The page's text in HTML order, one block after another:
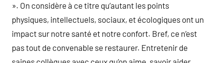
». On considère à ce titre qu’autant les points
physiques, intellectuels, sociaux, et écologiques ont un
impact sur notre santé et notre confort. Bref, ce n’est
pas tout de convenable se restaurer. Entretenir de